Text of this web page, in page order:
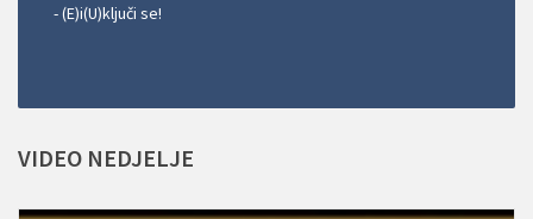
- (E)i(U)ključi se!
VIDEO NEDJELJE